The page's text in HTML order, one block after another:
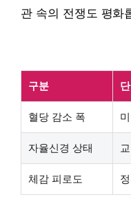
관 속의 전쟁도 평화
구분
혈당 감소 폭
자율신경 상태
체감 피로도